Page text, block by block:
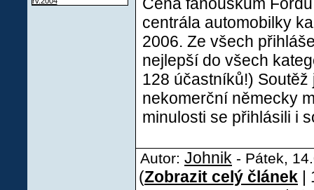
centrála automobilky
2006. Ze všech
nejlepší do všech
128 účastníků!)
nekomerční německy
minulosti se přihlásili i
Autor: Johnik - Pátek,
(Zobrazit celý článek |